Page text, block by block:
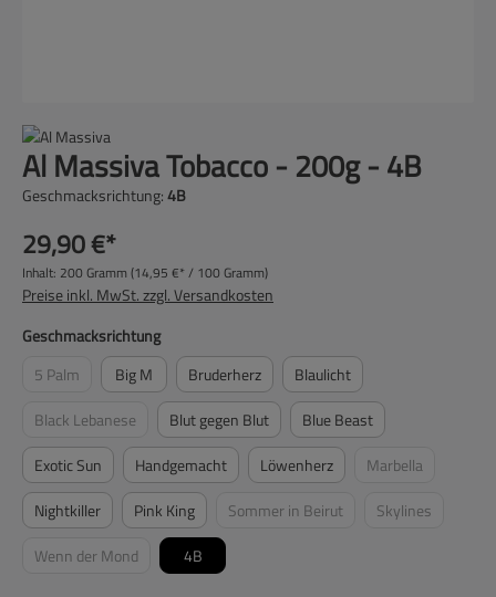
Al Massiva Tobacco - 200g - 4B
Geschmacksrichtung:4B
29,90 €*
Inhalt: 200 Gramm (14,95 €* / 100 Gramm)
Preise inkl. MwSt. zzgl. Versandkosten
Geschmacksrichtungauswählen
5 Palm(Diese Option ist zurzeit nicht verfügbar.)
Big M Bruderherz
Blaulicht
Black Lebanese(Diese Option ist zurzeit nicht verfügbar.)
Blut gegen Blut
Blue Beast
Exotic Sun
Handgemacht Löwenherz Marbella(Diese Option ist
Nightkiller Pink King Sommer in Beirut(Diese Option ist zurzeit nicht
Skylines(Diese Option
Wenn der Mond(Diese Option ist zurzeit nicht verfügbar.)
4B